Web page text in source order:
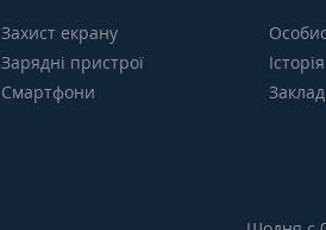
Захист екрану
Зарядні пристрої
Смартфони